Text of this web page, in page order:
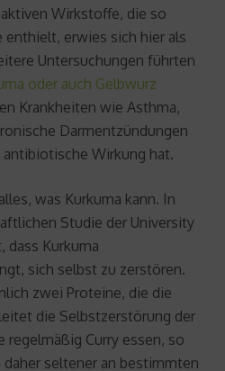
Wirkstoffe, die so
enthielt, erwies sich hier als
Untersuchungen führten
oder auch Gelbwurz
Krankheiten wie Asthma,
Darmentzündungen
Wirkung hat.
was Kurkuma kann. In
Studie der University
dass Kurkuma
sich selbst zu zerstören.
zwei Proteine, die die
die Selbstzerstörung der
regelmäßig Curry essen, so
seltener an bestimmten